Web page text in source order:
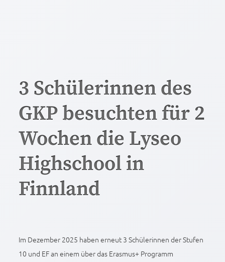
3 Schülerinnen des
GKP besuchten für 2
Wochen die Lyseo
Highschool in
Finnland
Im Dezember 2025 haben erneut 3 Schülerinnen der Stufen
10 und EF an einem über das Erasmus+ Programm